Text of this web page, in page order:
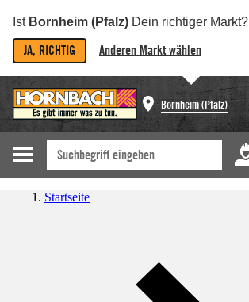
Ist Bornheim (Pfalz) Dein richtiger Markt?
JA, RICHTIG Anderen Markt wählen
Bornheim (Pfalz)
Startseite